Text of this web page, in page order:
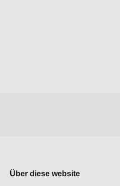
Über diese website